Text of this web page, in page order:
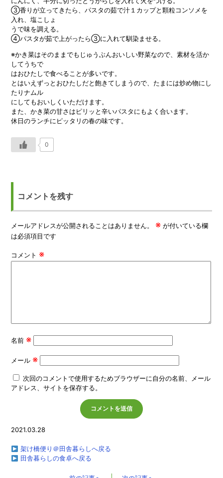
③香りが立ってきたら、パスタの茹で汁１カップと顆粒コンソメを
入れ、塩こしょ
うで味を調える。
④パスタが茹で上がったら③に入れて馴染ませる。
※かき菜はそのままでもじゅうぶんおいしい野菜なので、素材を活か
してうちで
はおひたしで食べることが多いです。
とはいえずっとおひたしだと飽きてしまうので、たまには炒め物にし
たりナムル
にしてもおいしくいただけます。
また、かき菜の甘さはピリッと辛いパスタにもよく合います。
休日のランチにピッタリの春の味です。
0
コメントを残す
メールアドレスが公開されることはありません。 ※ が付いている欄
は必須項目です
コメント ※
名前 ※
メール ※
次回のコメントで使用するためブラウザーに自分の名前、メール
アドレス、サイトを保存する。
2021.03.28
架け橋便り＠田舎暮らしへ戻る
田舎暮らしの食卓へ戻る